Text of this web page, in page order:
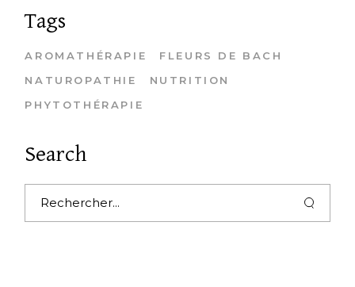
Tags
AROMATHÉRAPIE
FLEURS DE BACH
NATUROPATHIE
NUTRITION
PHYTOTHÉRAPIE
Search
Search